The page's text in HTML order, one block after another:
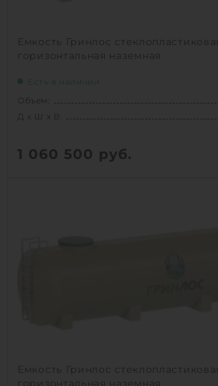
Емкость Гринлос
горизонтальная наземная
Есть в наличии
Объем:
Д х Ш х В:
1 060 500 руб.
Емкость Гринлос
горизонтальная наземная